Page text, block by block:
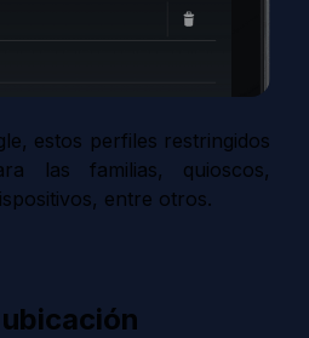
estos perfiles restringidos
las familias, quioscos,
entre otros.